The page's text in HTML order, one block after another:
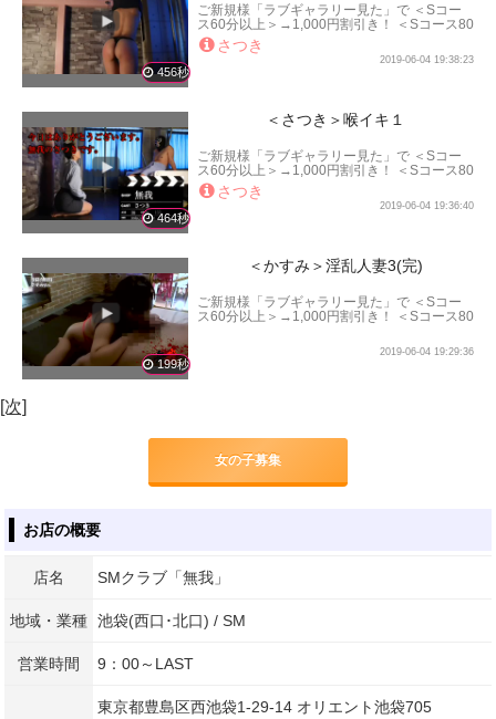
456秒
ご新規様「ラブギャラリー見た」で ＜Sコー
ス60分以上＞→1,000円割引き！ ＜Sコース80
分以上＞→2,000円割引き！ ＜Sコース100分
以上＞→3,000円割引き！ となります。
さつき
2019-06-04 19:38:23
＜さつき＞喉イキ１
464秒
ご新規様「ラブギャラリー見た」で ＜Sコー
ス60分以上＞→1,000円割引き！ ＜Sコース80
分以上＞→2,000円割引き！ ＜Sコース100分
以上＞→3,000円割引き！ となります。
さつき
2019-06-04 19:36:40
＜かすみ＞淫乱人妻3(完)
199秒
ご新規様「ラブギャラリー見た」で ＜Sコー
ス60分以上＞→1,000円割引き！ ＜Sコース80
以上＞→3,000円割引き！ となります。
2019-06-04 19:29:36
[次]
女の子募集
お店の概要
店名 SMクラブ「無我」
地域・業種 池袋(西口･北口) / SM
営業時間 9：00～LAST
東京都豊島区西池袋1-29-14 オリエント池袋705